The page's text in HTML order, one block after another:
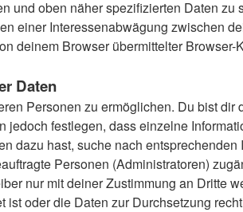
und oben näher spezifizierten Daten
einer Interessenabwägung zwischen
deinem Browser übermittelter
Daten
Personen zu ermöglichen. Du bist
festlegen, dass einzelne
dazu hast, suche nach
Personen (Administratoren)
nur mit deiner Zustimmung an Dritte
oder die Daten zur Durchsetzung